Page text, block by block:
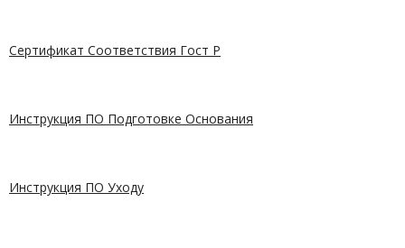
Сертификат Соответствия Гост Р
Инструкция ПО Подготовке Основания
Инструкция ПО Уходу